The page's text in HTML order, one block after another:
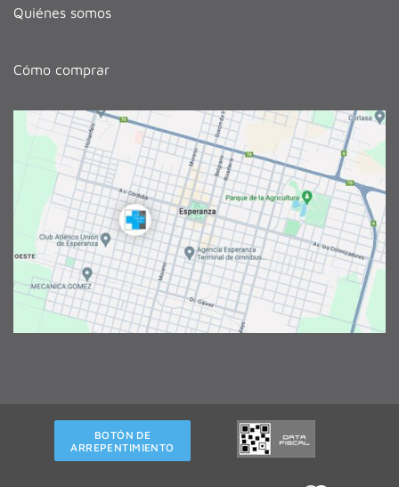
Quiénes somos
Cómo comprar
BOTÓN DE
ARREPENTIMIENTO